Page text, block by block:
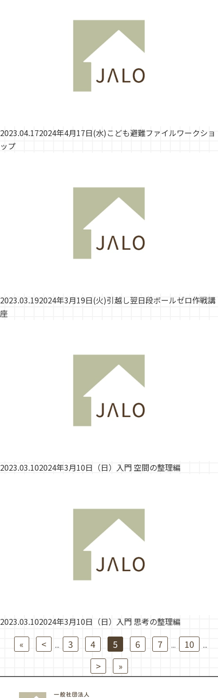
2023.04.172024年4月17日(水)こども避難ファイルワークショ
ップ
2023.03.192024年3月19日(火)引越し翌日段ボールゼロ作戦講
座
2023.03.102024年3月10日（日）入門 空間の整理編
2023.03.102024年3月10日（日）入門 思考の整理編
« < ... 3 4 5 6 7 ... 10 ...
> »